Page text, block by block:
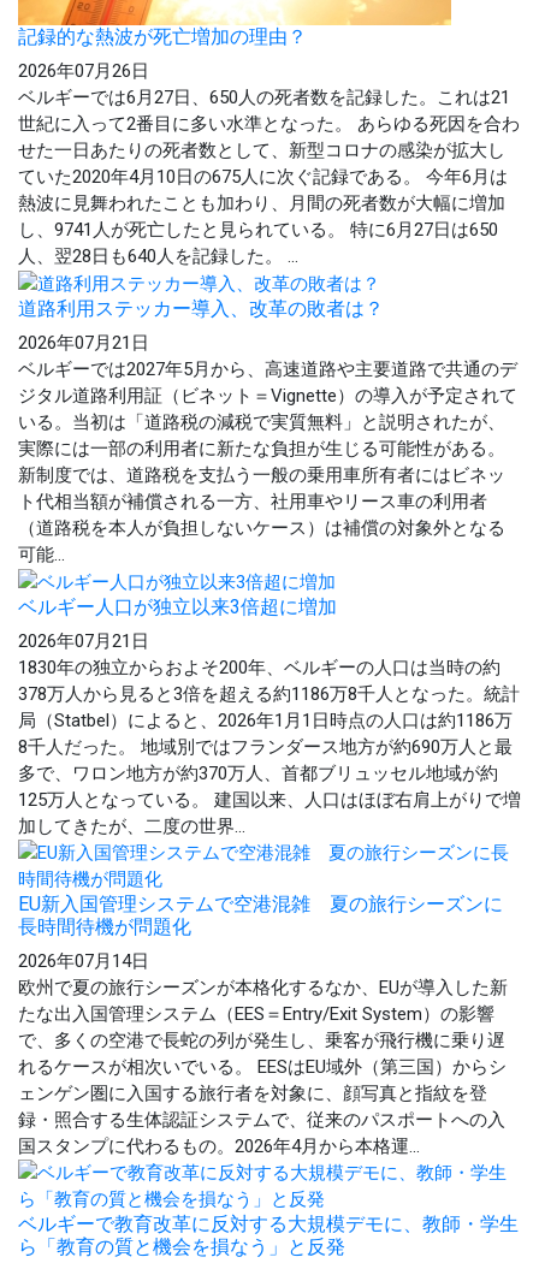
記録的な熱波が死亡増加の理由？
2026年07月26日
ベルギーでは6月27日、650人の死者数を記録した。これは21
世紀に入って2番目に多い水準となった。 あらゆる死因を合わ
せた一日あたりの死者数として、新型コロナの感染が拡大し
ていた2020年4月10日の675人に次ぐ記録である。 今年6月は
熱波に見舞われたことも加わり、月間の死者数が大幅に増加
し、9741人が死亡したと見られている。 特に6月27日は650
人、翌28日も640人を記録した。 ...
道路利用ステッカー導入、改革の敗者は？
2026年07月21日
ベルギーでは2027年5月から、高速道路や主要道路で共通のデ
ジタル道路利用証（ビネット＝Vignette）の導入が予定されて
いる。当初は「道路税の減税で実質無料」と説明されたが、
実際には一部の利用者に新たな負担が生じる可能性がある。
新制度では、道路税を支払う一般の乗用車所有者にはビネッ
ト代相当額が補償される一方、社用車やリース車の利用者
（道路税を本人が負担しないケース）は補償の対象外となる
可能...
ベルギー人口が独立以来3倍超に増加
2026年07月21日
1830年の独立からおよそ200年、ベルギーの人口は当時の約
378万人から見ると3倍を超える約1186万8千人となった。統計
局（Statbel）によると、2026年1月1日時点の人口は約1186万
8千人だった。 地域別ではフランダース地方が約690万人と最
多で、ワロン地方が約370万人、首都ブリュッセル地域が約
125万人となっている。 建国以来、人口はほぼ右肩上がりで増
加してきたが、二度の世界...
EU新入国管理システムで空港混雑 夏の旅行シーズンに
長時間待機が問題化
2026年07月14日
欧州で夏の旅行シーズンが本格化するなか、EUが導入した新
たな出入国管理システム（EES＝Entry/Exit System）の影響
で、多くの空港で長蛇の列が発生し、乗客が飛行機に乗り遅
れるケースが相次いでいる。 EESはEU域外（第三国）からシ
ェンゲン圏に入国する旅行者を対象に、顔写真と指紋を登
録・照合する生体認証システムで、従来のパスポートへの入
国スタンプに代わるもの。2026年4月から本格運...
ベルギーで教育改革に反対する大規模デモに、教師・学生
ら「教育の質と機会を損なう」と反発